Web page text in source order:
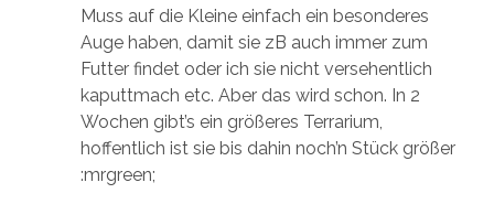
Muss auf die Kleine einfach ein besonderes
Auge haben, damit sie zB auch immer zum
Futter findet oder ich sie nicht versehentlich
kaputtmach etc. Aber das wird schon. In 2
Wochen gibt’s ein größeres Terrarium,
hoffentlich ist sie bis dahin noch’n Stück größer
:mrgreen;